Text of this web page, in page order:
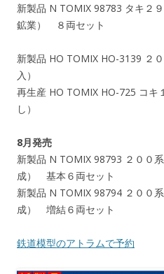
新製品 N TOMIX 98783 タキ２
鉱業） ８両セット
新製品 HO TOMIX HO-3139 ２
入）
再生産 HO TOMIX HO-725 コキ
し）
8月発売
新製品 N TOMIX 98793 ２００
成） 基本６両セット
新製品 N TOMIX 98794 ２００
成） 増結６両セット
鉄道模型のアトラムで予約